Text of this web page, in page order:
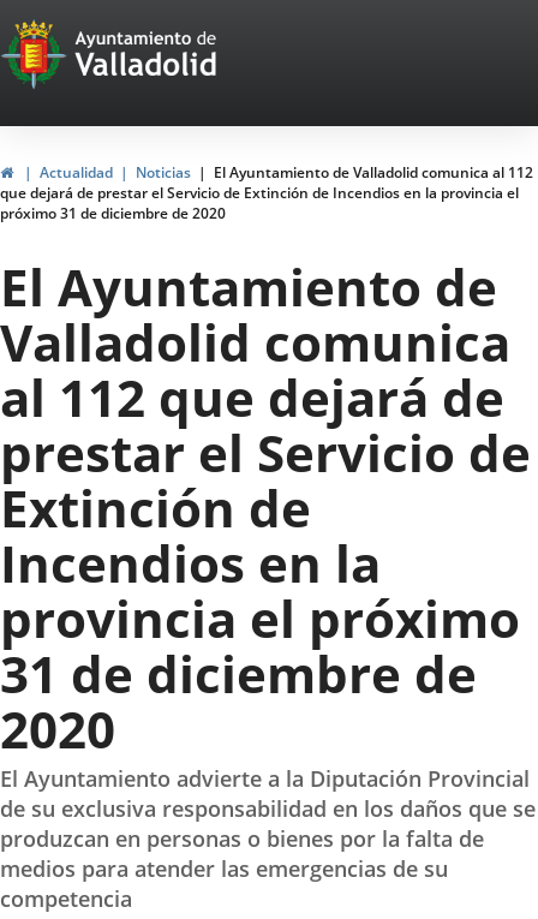
Portal
Web
del
Ayuntamiento
de
Valladolid
InicioActualidad Noticias
El Ayuntamiento de Valladolid comunica al 112
que dejará de prestar el Servicio de Extinción de Incendios en la provincia el
próximo 31 de diciembre de 2020
El Ayuntamiento de
Valladolid comunica
al 112 que dejará de
prestar el Servicio de
Extinción de
Incendios en la
provincia el próximo
31 de diciembre de
2020
El Ayuntamiento advierte a la Diputación Provincial
de su exclusiva responsabilidad en los daños que se
produzcan en personas o bienes por la falta de
medios para atender las emergencias de su
competencia